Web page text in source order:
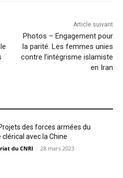
Article suivant
Photos – Engagement pour
la parité. Les femmes unies
contre l’intégrisme islamiste
en Iran
des forces armées du
clérical avec la Chine
du CNRI - 28 mars 2023